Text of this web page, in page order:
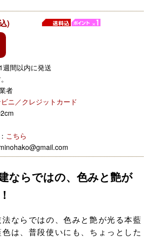
)
間以内に発送
者
ニ／クレジットカード
こちら
ならではの、色みと艶が
ならではの、色みと艶が光る本藍
は、普段使いにも、ちょっとした